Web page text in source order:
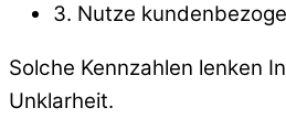
3. Nutze
Solche Kennzahlen lenken
Unklarheit.